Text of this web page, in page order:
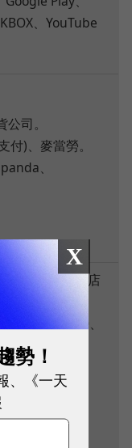
、YouTube
司。
付)、麥當勞。
、
(含刷餐飲、飯店
、PASMO、
利波特影城、
、Agoda、
X
勢！
、《一天